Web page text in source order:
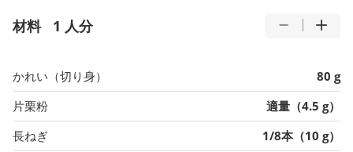
材料 1 人分
かれい（切り身）
80 g
片栗粉
適量（4.5 g）
長ねぎ
1/8本（10 g）